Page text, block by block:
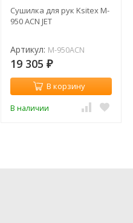
Сушилка для рук Ksitex M-
950 ACN JET
Артикул: M-950ACN
19 305 ₽
В корзину
В наличии